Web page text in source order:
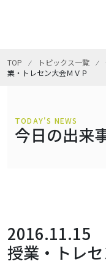
TOP ⁄ トピックス一覧 ⁄
業・トレセン大会ＭＶＰ
TODAY'S NEWS
今日の出来
2016.11.15
授業・トレ